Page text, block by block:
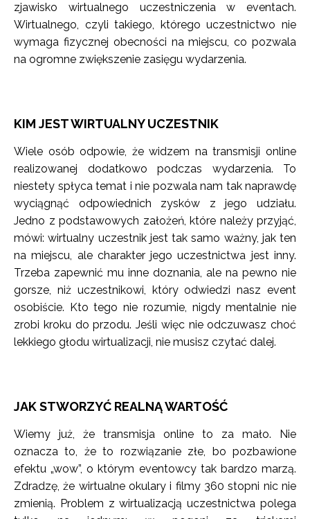
zjawisko wirtualnego uczestniczenia w eventach.
Wirtualnego, czyli takiego, którego uczestnictwo nie
wymaga fizycznej obecności na miejscu, co pozwala
na ogromne zwiększenie zasięgu wydarzenia.
KIM JEST WIRTUALNY UCZESTNIK
Wiele osób odpowie, że widzem na transmisji online
realizowanej dodatkowo podczas wydarzenia. To
niestety spłyca temat i nie pozwala nam tak naprawdę
wyciągnąć odpowiednich zysków z jego udziału.
Jedno z podstawowych założeń, które należy przyjąć,
mówi: wirtualny uczestnik jest tak samo ważny, jak ten
na miejscu, ale charakter jego uczestnictwa jest inny.
Trzeba zapewnić mu inne doznania, ale na pewno nie
gorsze, niż uczestnikowi, który odwiedzi nasz event
osobiście. Kto tego nie rozumie, nigdy mentalnie nie
zrobi kroku do przodu. Jeśli więc nie odczuwasz choć
lekkiego głodu wirtualizacji, nie musisz czytać dalej.
JAK STWORZYĆ REALNĄ WARTOŚĆ
Wiemy już, że transmisja online to za mało. Nie
oznacza to, że to rozwiązanie złe, bo pozbawione
efektu „wow”, o którym eventowcy tak bardzo marzą.
Zdradzę, że wirtualne okulary i filmy 360 stopni nic nie
zmienią. Problem z wirtualizacją uczestnictwa polega